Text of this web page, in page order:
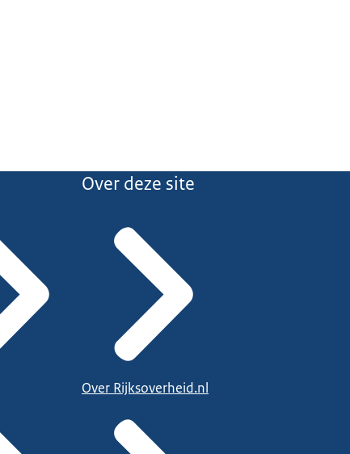
Over deze site
Over Rijksoverheid.nl